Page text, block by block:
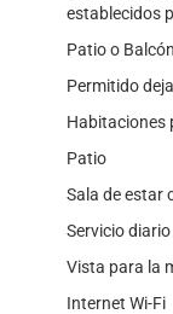
establecidos
Patio o Balcón
Permitido
Habitaciones
Patio
Sala de estar
Servicio
Vista para la
Internet Wi-Fi